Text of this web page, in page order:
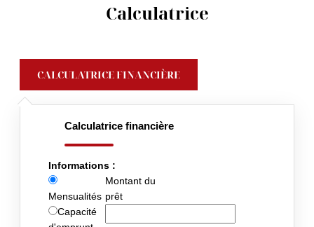
Calculatrice
CALCULATRICE FINANCIÈRE